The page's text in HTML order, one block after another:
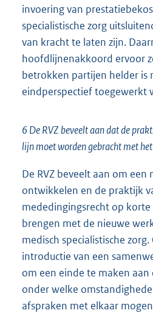
invoering van
specialistische zorg
van kracht te laten zijn.
hoofdlijnenakkoord ervoor
betrokken partijen helder is
eindperspectief toegewerkt
6 De RVZ beveelt aan dat de
lijn moet worden gebracht met
De RVZ beveelt aan om
ontwikkelen en de praktijk
mededingingsrecht op
brengen met de nieuwe
medisch specialistische
introductie van een
om een einde te maken aan
onder welke
afspraken met elkaar